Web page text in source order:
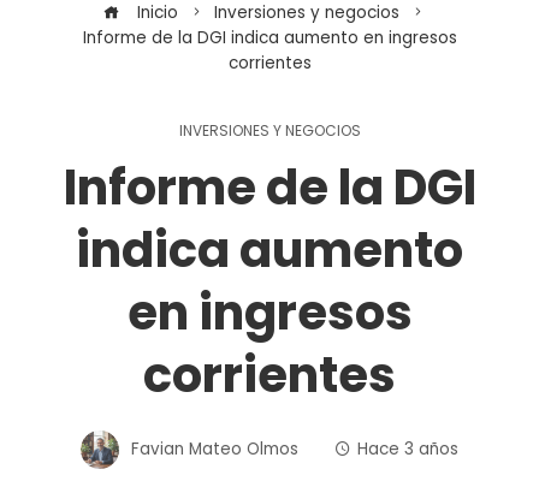
Inicio
Inversiones y negocios
Informe de la DGI indica aumento en ingresos
corrientes
INVERSIONES Y NEGOCIOS
Informe de la DGI
indica aumento
en ingresos
corrientes
Favian Mateo Olmos Hace 3 años